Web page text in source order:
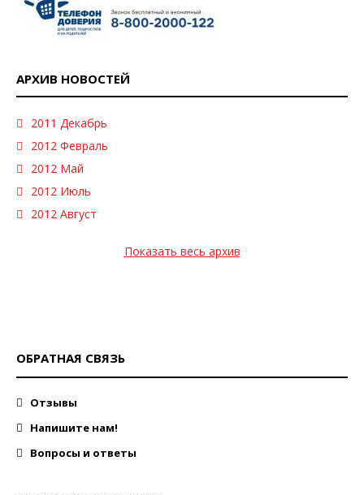
АРХИВ НОВОСТЕЙ
2011 Декабрь
2012 Февраль
2012 Май
2012 Июль
2012 Август
Показать весь архив
ОБРАТНАЯ СВЯЗЬ
Отзывы
Напишите нам!
Вопросы и ответы